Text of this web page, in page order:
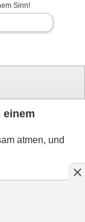
Sinn!
einem
atmen, und